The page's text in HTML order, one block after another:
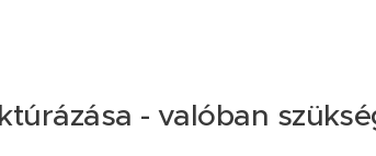
- valóban